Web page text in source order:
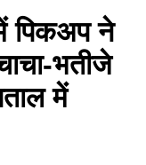
पिकअप ने
भतीजे
में